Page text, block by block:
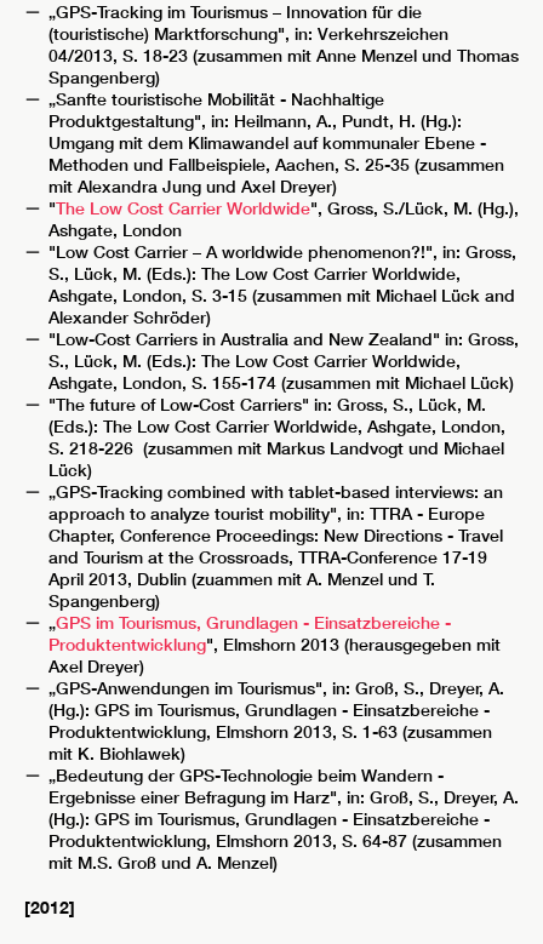
„GPS-Tracking im Tourismus – Innovation für die
(touristische) Marktforschung", in: Verkehrszeichen
04/2013, S. 18-23 (zusammen mit Anne Menzel und Thomas
Spangenberg)
„Sanfte touristische Mobilität - Nachhaltige
Produktgestaltung", in: Heilmann, A., Pundt, H. (Hg.):
Umgang mit dem Klimawandel auf kommunaler Ebene -
Methoden und Fallbeispiele, Aachen, S. 25-35 (zusammen
mit Alexandra Jung und Axel Dreyer)
"The Low Cost Carrier Worldwide", Gross, S./Lück, M. (Hg.),
Ashgate, London
"Low Cost Carrier – A worldwide phenomenon?!", in: Gross,
S., Lück, M. (Eds.): The Low Cost Carrier Worldwide,
Ashgate, London, S. 3-15 (zusammen mit Michael Lück and
Alexander Schröder)
"Low-Cost Carriers in Australia and New Zealand" in: Gross,
S., Lück, M. (Eds.): The Low Cost Carrier Worldwide,
Ashgate, London, S. 155-174 (zusammen mit Michael Lück)
"The future of Low-Cost Carriers" in: Gross, S., Lück, M.
(Eds.): The Low Cost Carrier Worldwide, Ashgate, London,
S. 218-226 (zusammen mit Markus Landvogt und Michael
Lück)
„GPS-Tracking combined with tablet-based interviews: an
approach to analyze tourist mobility", in: TTRA - Europe
Chapter, Conference Proceedings: New Directions - Travel
and Tourism at the Crossroads, TTRA-Conference 17-19
April 2013, Dublin (zuammen mit A. Menzel und T.
Spangenberg)
„GPS im Tourismus, Grundlagen - Einsatzbereiche -
Produktentwicklung", Elmshorn 2013 (herausgegeben mit
Axel Dreyer)
„GPS-Anwendungen im Tourismus", in: Groß, S., Dreyer, A.
(Hg.): GPS im Tourismus, Grundlagen - Einsatzbereiche -
Produktentwicklung, Elmshorn 2013, S. 1-63 (zusammen
mit K. Biohlawek)
„Bedeutung der GPS-Technologie beim Wandern -
Ergebnisse einer Befragung im Harz", in: Groß, S., Dreyer, A.
(Hg.): GPS im Tourismus, Grundlagen - Einsatzbereiche -
Produktentwicklung, Elmshorn 2013, S. 64-87 (zusammen
mit M.S. Groß und A. Menzel)
[2012]